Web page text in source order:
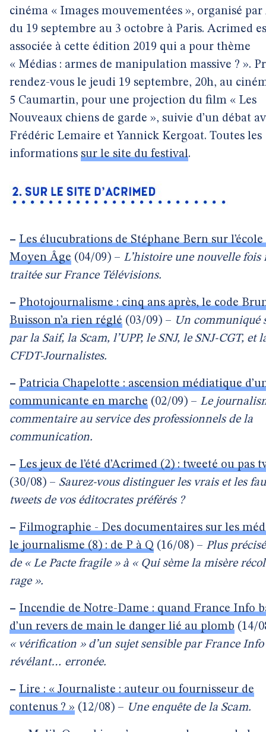
cinéma « Images mouvementées », organisé
du 19 septembre au 3 octobre à Paris. Acrimed
associée à cette édition 2019 qui a pour thème
« Médias : armes de manipulation massive ? ».
rendez-vous le jeudi 19 septembre, 20h, au
5 Caumartin, pour une projection du film « Les
Nouveaux chiens de garde », suivie d’un débat
Frédéric Lemaire et Yannick Kergoat. Toutes les
informations sur le site du festival.
– Les élucubrations de Stéphane Bern sur l’école
Moyen Âge (04/09) – L’histoire une nouvelle fois
traitée sur France Télévisions.
– Photojournalisme : cinq ans après, le code
Buisson n’a rien réglé (03/09) – Un communiqué
par la Saif, la Scam, l’UPP, le SNJ, le SNJ-CGT, et
CFDT-Journalistes.
– Patricia Chapelotte : ascension médiatique
communicante en marche (02/09) – Le
commentaire au service des professionnels de la
communication.
– Les jeux de l’été d’Acrimed (2) : tweeté ou pas
(30/08) – Saurez-vous distinguer les vrais et les
tweets de vos éditocrates préférés ?
– Filmographie - Des documentaires sur les
le journalisme (8) : de P à Q (16/08) – Plus
de « Le Pacte fragile » à « Qui sème la misère
rage ».
– Incendie de Notre-Dame : quand France Info
d’un revers de main le danger lié au plomb (14/
« vérification » d’un sujet sensible par France Info
révélant… erronée.
– Lire : « Journaliste : auteur ou fournisseur de
contenus ? » (12/08) – Une enquête de la Scam.